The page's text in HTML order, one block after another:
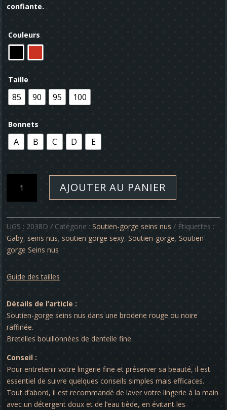
confiante.
Couleurs
Taille
85 90 95 100
Bonnets
A B C D E
Soutien-
-
Gaby
AJOUTER AU PANIER
UGS : 2038D Catégorie :Soutien-gorge seins nus
Étiquettes :
Gaby, seins nus, soutien gorge sexy,Soutien-gorge,Soutien-
gorge Seins nus
Guide des tailles
Détails de l’article :
Soutien-gorge seins nus dans une broderie rouge ou noire
raffinée.
Bretelles bouillonnées de dentelle fine.
Conseil :
Pour entretenir votre lingerie fine et préserver sa beauté, il est
essentiel de suivre quelques conseils simples mais efficaces.
Tout d’abord, il est recommandé de laver votre lingerie à la main
avec un détergent doux et de l’eau tiède, en évitant les